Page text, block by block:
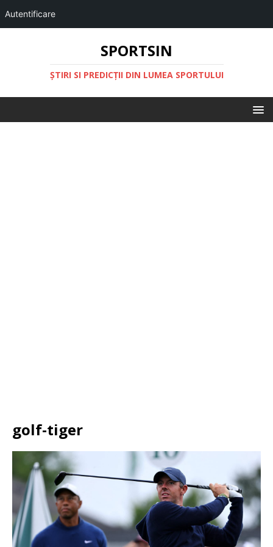
Autentificare
SPORTSIN
ŞTIRI SI PREDICŢII DIN LUMEA SPORTULUI
golf-tiger